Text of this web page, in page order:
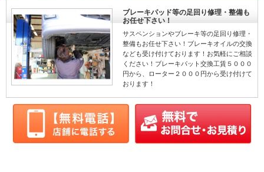
ブレーキパッド等の足回り修理・整備も
お任せ下さい！
サスペンションやブレーキ等の足回り修理・
整備もお任せ下さい！ブレーキオイルの交換
なども受け付けております！お気軽にご相談
ください！ブレーキパット交換工賃５０００
円から、ローター２０００円から受け付けて
おります！